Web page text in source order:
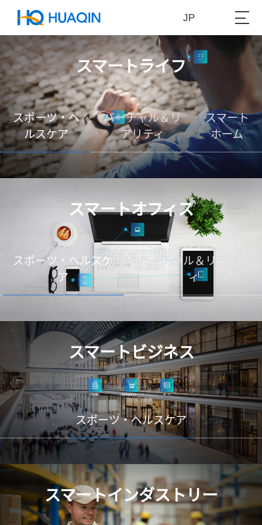
JP
スマートライフ
スポーツ・ヘ
ルスケア
バーチャル＆リ
アリティ
スマート
ホーム
スマートオフィス
スポーツ・ヘルスケ
ア
バーチャル＆リアリテ
ィ
スマートビジネス
スポーツ・ヘルスケア
スマートインダストリー